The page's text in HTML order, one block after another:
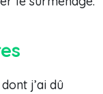
j’ai dû